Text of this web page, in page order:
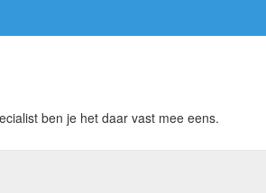
ben je het daar vast mee eens.